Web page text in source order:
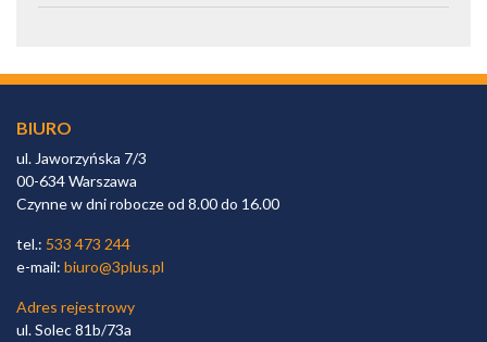
BIURO
ul. Jaworzyńska 7/3
00-634 Warszawa
Czynne w dni robocze od 8.00 do 16.00
tel.: 533 473 244
e-mail: biuro@3plus.pl
Adres rejestrowy
ul. Solec 81b/73a